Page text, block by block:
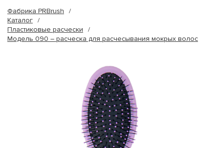
Фабрика PRBrush
Каталог
Пластиковые расчески
Модель 090 – расческа для расчесывания мокрых волос